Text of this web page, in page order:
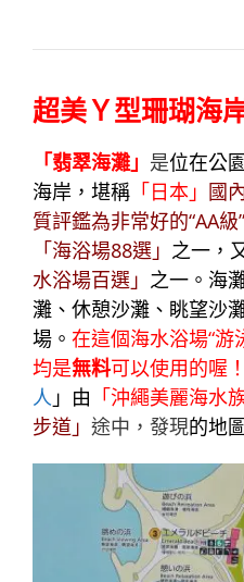
超美Ｙ型珊瑚海
「翡翠海灘」 是位在公
海岸，堪稱 「日本」 國
質評鑑為非常好的“AA級”
「海浴場88選」 之一，
水浴場百選」 之一。海
灘、休憩沙灘、眺望沙
場。 在這個海水浴場“游
均是無料可以使用的喔
人 」由 「沖繩美麗海水
步道」 途中，發現的地